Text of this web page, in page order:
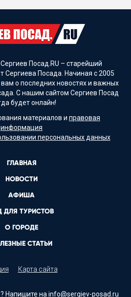
Посад.RU – старейший
Сергиева Посада. Начиная с 2005
о последних новостях и важных
С нашим сайтом Сергиев Посад
будет онлайн!
материалов и правовая
информация
персональных данных
ГЛАВНАЯ
НОВОСТИ
АФИША
ДЛЯ ТУРИСТОВ
О ГОРОДЕ
СТАТЬИ
Карта сайта
Напишите наinfo@sergiev-posad.ru